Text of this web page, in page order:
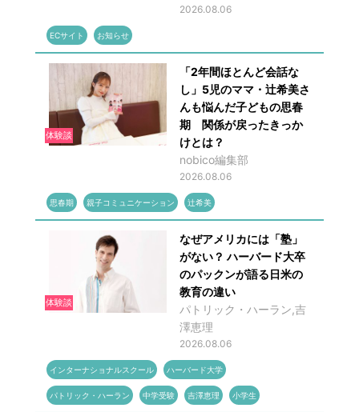
2026.08.06
ECサイト お知らせ
体験談
「2年間ほとんど会話な
し」5児のママ・辻希美さ
んも悩んだ子どもの思春
期 関係が戻ったきっか
けとは？
nobico編集部
2026.08.06
思春期 親子コミュニケーション 辻希美
体験談
なぜアメリカには「塾」
がない？ ハーバード大卒
のパックンが語る日米の
教育の違い
パトリック・ハーラン,吉
澤恵理
2026.08.06
インターナショナルスクール ハーバード大学
パトリック・ハーラン 中学受験 吉澤恵理 小学生